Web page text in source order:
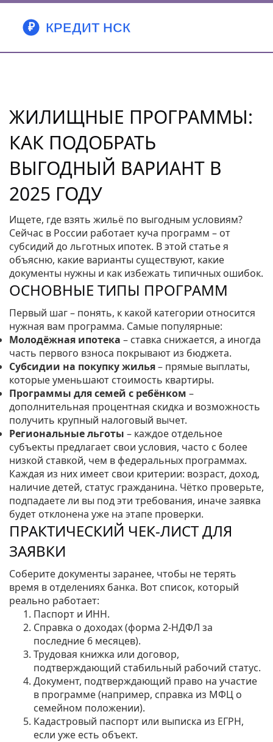
ЖИЛИЩНЫЕ ПРОГРАММЫ:
КАК ПОДОБРАТЬ
ВЫГОДНЫЙ ВАРИАНТ В
2025 ГОДУ
Ищете, где взять жильё по выгодным условиям?
Сейчас в России работает куча программ – от
субсидий до льготных ипотек. В этой статье я
объясню, какие варианты существуют, какие
документы нужны и как избежать типичных ошибок.
ОСНОВНЫЕ ТИПЫ ПРОГРАММ
Первый шаг – понять, к какой категории относится
нужная вам программа. Самые популярные:
Молодёжная ипотека – ставка снижается, а иногда
часть первого взноса покрывают из бюджета.
Субсидии на покупку жилья– прямые выплаты,
которые уменьшают стоимость квартиры.
Программы для семей с ребёнком –
дополнительная процентная скидка и возможность
получить крупный налоговый вычет.
Региональные льготы – каждое отдельное
субъекты предлагает свои условия, часто с более
низкой ставкой, чем в федеральных программах.
Каждая из них имеет свои критерии: возраст, доход,
наличие детей, статус гражданина. Чётко проверьте,
подпадаете ли вы под эти требования, иначе заявка
будет отклонена уже на этапе проверки.
ПРАКТИЧЕСКИЙ ЧЕК‑ЛИСТ ДЛЯ
ЗАЯВКИ
Соберите документы заранее, чтобы не терять
время в отделениях банка. Вот список, который
реально работает:
Паспорт и ИНН.
Справка о доходах (форма 2‑НДФЛ за
последние 6 месяцев).
Трудовая книжка или договор,
подтверждающий стабильный рабочий статус.
Документ, подтверждающий право на участие
в программе (например, справка из МФЦ о
семейном положении).
Кадастровый паспорт или выписка из ЕГРН,
если уже есть объект.